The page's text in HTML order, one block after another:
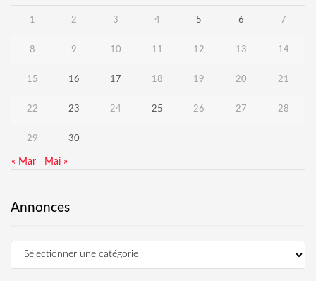
1 2 3 4 5 6 7
8 9 10 11 12 13 14
15 16 17 18 19 20 21
22 23 24 25 26 27 28
29 30
« Mar Mai »
Annonces